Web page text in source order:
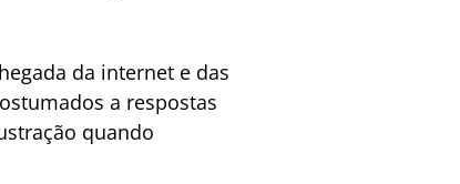
da internet e das
a respostas
quando